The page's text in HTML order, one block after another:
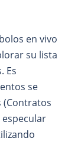
en vivo
su lista
Es
se
(Contratos